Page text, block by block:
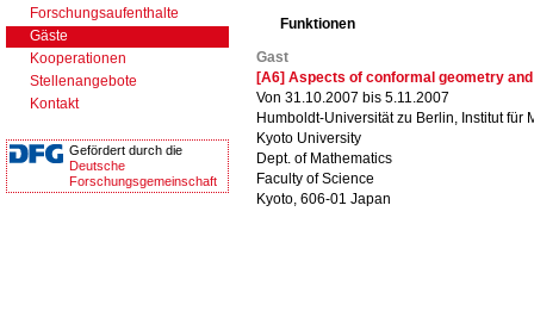
Forschungsaufenthalte
Gäste
Kooperationen
Stellenangebote
Kontakt
Gefördert durch die
Deutsche
Forschungsgemeinschaft
Funktionen
Gast
[A6] Aspects of conformal geometry
Von 31.10.2007 bis 5.11.2007
Humboldt-Universität zu Berlin, Institut für
Kyoto University
Dept. of Mathematics
Faculty of Science
Kyoto, 606-01 Japan